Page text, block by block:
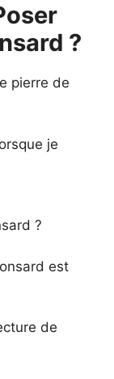
?
pierre de
je
?
est
de